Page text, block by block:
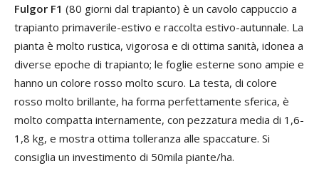
Fulgor F1 (80 giorni dal trapianto) è un cavolo cappuccio a
trapianto primaverile-estivo e raccolta estivo-autunnale. La
pianta è molto rustica, vigorosa e di ottima sanità, idonea a
diverse epoche di trapianto; le foglie esterne sono ampie e
hanno un colore rosso molto scuro. La testa, di colore
rosso molto brillante, ha forma perfettamente sferica, è
molto compatta internamente, con pezzatura media di 1,6-
1,8 kg, e mostra ottima tolleranza alle spaccature. Si
consiglia un investimento di 50mila piante/ha.